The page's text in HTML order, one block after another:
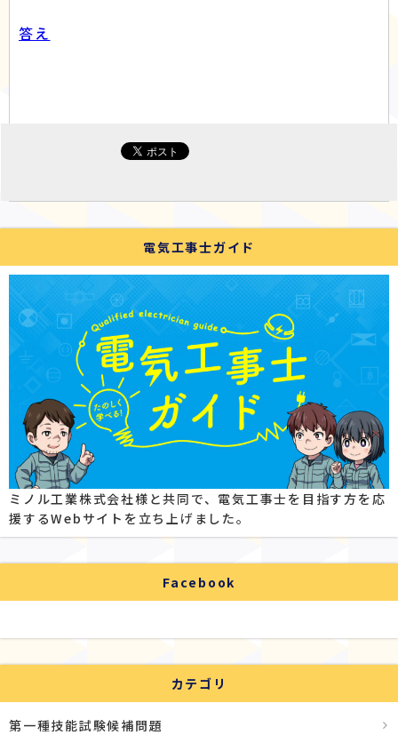
答え
電気工事士ガイド
ミノル工業株式会社様と共同で、電気工事士を目指す方を応
援するWebサイトを立ち上げました。
Facebook
カテゴリ
第一種技能試験候補問題